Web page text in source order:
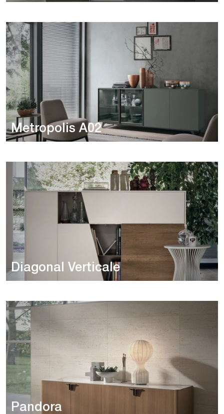
Metropolis A02
Diagonal Verticale
Pandora